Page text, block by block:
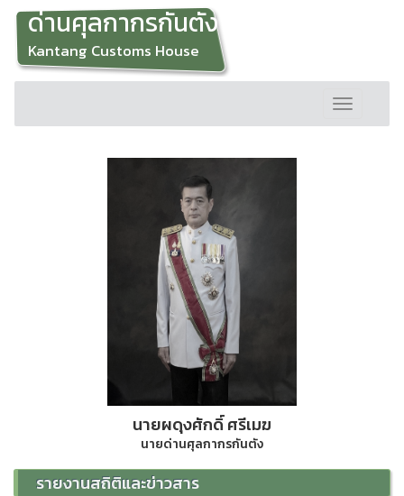
ด่านศุลกากรกันตัง
Kantang Customs House
Toggle
navigation
นายผดุงศักดิ์ ศรีเมฆ
นายด่านศุลกากรกันตัง
รายงานสถิติและข่าวสาร